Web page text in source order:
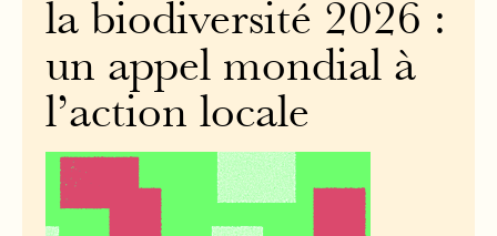
la biodiversité 2026 :
un appel mondial à
l’action locale